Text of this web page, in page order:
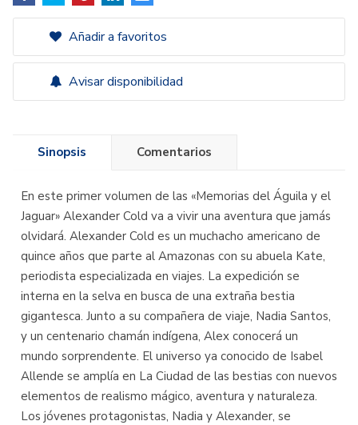
Añadir a favoritos
Avisar disponibilidad
Sinopsis Comentarios
En este primer volumen de las «Memorias del Águila y el
Jaguar» Alexander Cold va a vivir una aventura que jamás
olvidará. Alexander Cold es un muchacho americano de
quince años que parte al Amazonas con su abuela Kate,
periodista especializada en viajes. La expedición se
interna en la selva en busca de una extraña bestia
gigantesca. Junto a su compañera de viaje, Nadia Santos,
y un centenario chamán indígena, Alex conocerá un
mundo sorprendente. El universo ya conocido de Isabel
Allende se amplía en La Ciudad de las bestias con nuevos
elementos de realismo mágico, aventura y naturaleza.
Los jóvenes protagonistas, Nadia y Alexander, se